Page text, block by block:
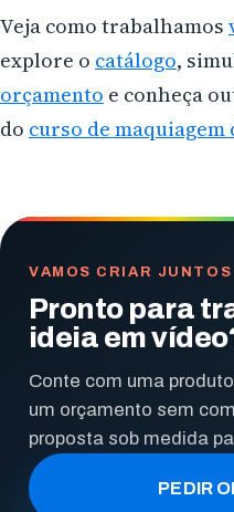
Veja como trabalhamos
explore o catálogo,
orçamento e conheça
do curso de maquiagem
VAMOS CRIAR JUNTOS
Pronto para
ideia em
Conte com uma
um orçamento sem
proposta sob medida
PEDIR